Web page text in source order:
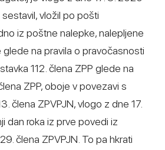
vložil po pošti
iz poštne nalepke, nalepljene
glede na pravila o pravočasnosti
112. člena ZPP glede na
ZPP, oboje v povezavi s
člena ZPVPJN, vlogo z dne 17.
dan roka iz prve povedi iz
člena ZPVPJN. To pa hkrati